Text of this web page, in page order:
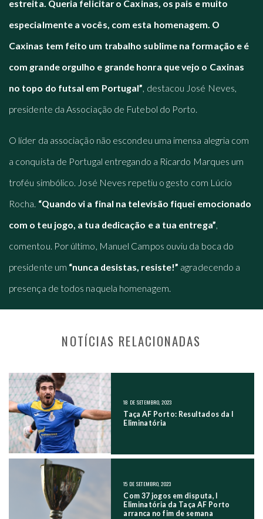
estreita. Queria felicitar o Caxinas, os pais e muito
especialmente a vocês, com esta homenagem. O
Caxinas tem feito um trabalho sublime na formação e é
com grande orgulho e grande honra que vejo o Caxinas
no topo do futsal em Portugal” , destacou José Neves,
presidente da Associação de Futebol do Porto.
O líder da associação não escondeu uma imensa alegria com
a conquista de Portugal entregando a Ricardo Marques um
troféu simbólico. José Neves repetiu o gesto com Lúcio
Rocha. “Quando vi a final na televisão fiquei emocionado
com o teu jogo, a tua dedicação e a tua entrega”,
comentou. Por último, Manuel Campos ouviu da boca do
presidente um “nunca desistas, resiste!” agradecendo a
presença de todos naquela homenagem.
NOTÍCIAS RELACIONADAS
NAVEGAÇÃO NOS POSTS
18 DE SETEMBRO, 2023
Taça AF Porto: Resultados da I
Eliminatória
15 DE SETEMBRO, 2023
Com 37 jogos em disputa, I
Eliminatória da Taça AF Porto
arranca no fim de semana